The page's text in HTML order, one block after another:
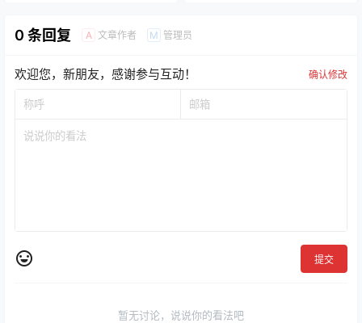
0 条回复 A 文章作者 M 管理员
欢迎您，新朋友，感谢参与互动！ 确认修改
提交
暂无讨论，说说你的看法吧